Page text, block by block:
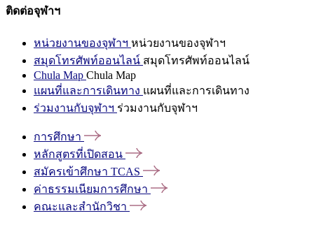
ติดต่อจุฬาฯ
หน่วยงานของจุฬาฯ หน่วยงานของจุฬาฯ
สมุดโทรศัพท์ออนไลน์ สมุดโทรศัพท์ออนไลน์
Chula Map Chula Map
แผนที่และการเดินทาง แผนที่และการเดินทาง
ร่วมงานกับจุฬาฯ ร่วมงานกับจุฬาฯ
การศึกษา
หลักสูตรที่เปิดสอน
สมัครเข้าศึกษา TCAS
ค่าธรรมเนียมการศึกษา
คณะและสำนักวิชา